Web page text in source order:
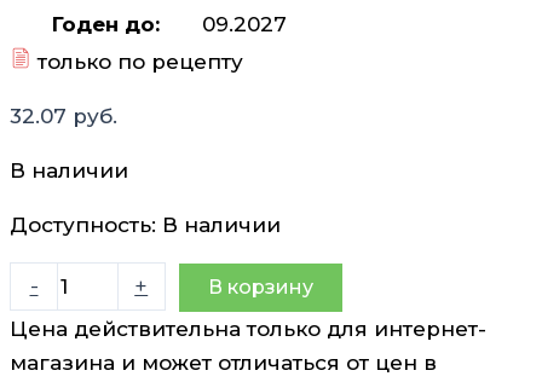
Годен до:
09.2027
только по рецепту
32.07 руб.
В наличии
Доступность: В наличии
-
Количество
товара
Лекоклар
+ В корзину
Цена действительна только для интернет-
магазина и может отличаться от цен в